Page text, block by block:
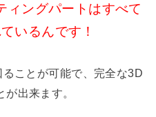
ィングパートはすべて
いるんです！
ことが可能で、完全な3D
出来ます。